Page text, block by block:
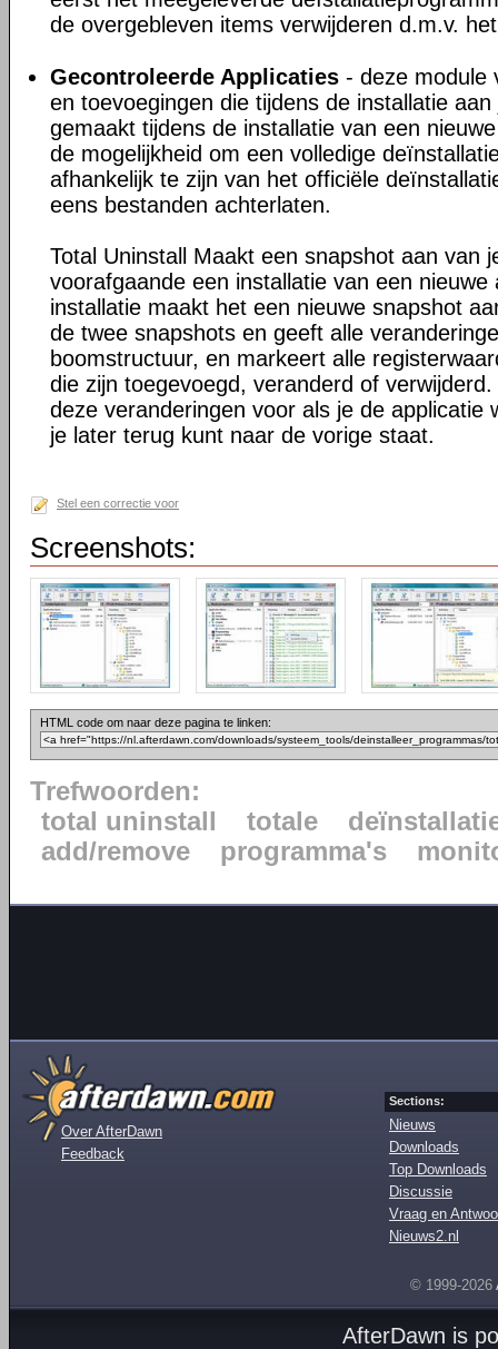
de overgebleven items verwijderen d.m.v.
Gecontroleerde Applicaties - deze module
en toevoegingen die tijdens de installatie
gemaakt tijdens de installatie van een
de mogelijkheid om een volledige
afhankelijk te zijn van het officiële
eens bestanden achterlaten.
Total Uninstall Maakt een snapshot aan van
voorafgaande een installatie van een nieuwe
installatie maakt het een nieuwe snapshot
de twee snapshots en geeft alle
boomstructuur, en markeert alle
die zijn toegevoegd, veranderd of
deze veranderingen voor als je de applicatie
je later terug kunt naar de vorige staat.
Stel een correctie voor
Screenshots:
HTML code om naar deze pagina te linken:
Trefwoorden:
total uninstall
totale
add/remove
programma's
Over AfterDawn
Feedback
Sections:
Nieuws
Downloads
Top Downloads
Discussie
Vraag en
Nieuws2.nl
© 1999-2026
AfterDawn is